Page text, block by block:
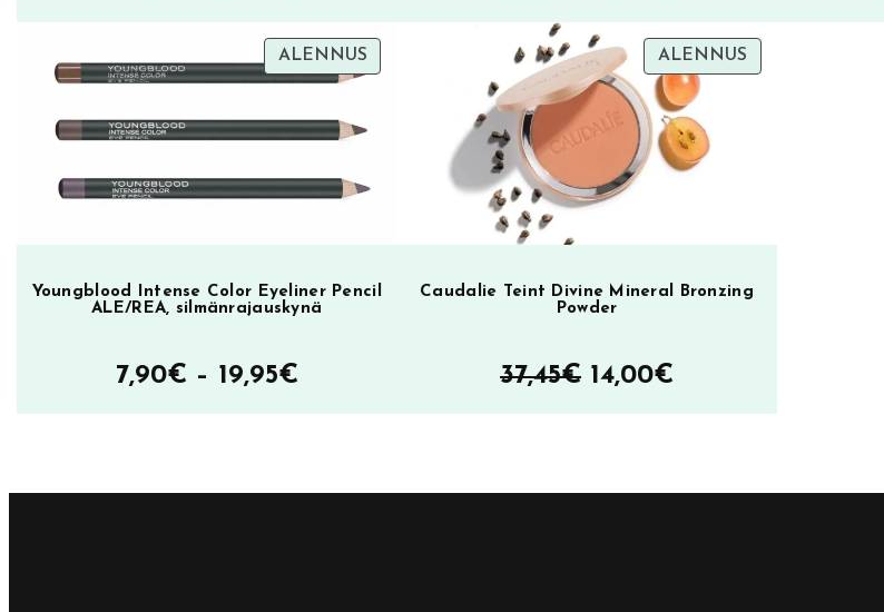
oli:
on:
hinta
oli:
23,80€.
hinta
on:
8,60€.
ALENNUSTUOTE
ALENNUKSESSA
Youngblood Intense Color Eyeliner Pencil
ALE/REA, silmänrajauskynä
7,90€ – 19,95€Hintaluokka:
7,90€
19,95€
ALENNUSTUOTE
ALENNUKSESSA
Caudalie Teint Divine Mineral Bronzing
Powder
37,45€ Alkuperäinen
hinta
37,45€.
14,00€
hinta
14,00€.